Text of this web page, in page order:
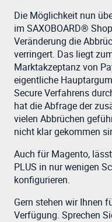
Die Möglichkeit nun
im SAXOBOARD®
Veränderung die
verringert. Das liegt
Marktakzeptanz von
eigentliche
Secure Verfahrens
hat die Abfrage der
vielen Abbrüchen
nicht klar gekommen
Auch für Magento,
PLUS in nur wenigen
konfigurieren.
Gern stehen wir Ihnen
Verfügung. Sprechen